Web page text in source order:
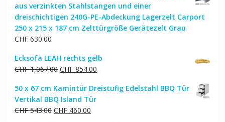
aus verzinkten Stahlstangen und einer
dreischichtigen 240G-PE-Abdeckung Lagerzelt Carport
250 x 215 x 187 cm Zelttürgröße Gerätezelt Grau
CHF630.00
Ecksofa LEAH rechts gelb
CHF1,067.00 Ursprünglicher
war:
CHF 1,067.00
CHF854.00Aktueller
ist:
CHF 854.00.
50 x 67 cm Kamintür Dreistufig Edelstahl BBQ Tür
Vertikal BBQ Island Tür
CHF543.00 Ursprünglicher
CHF460.00Aktueller